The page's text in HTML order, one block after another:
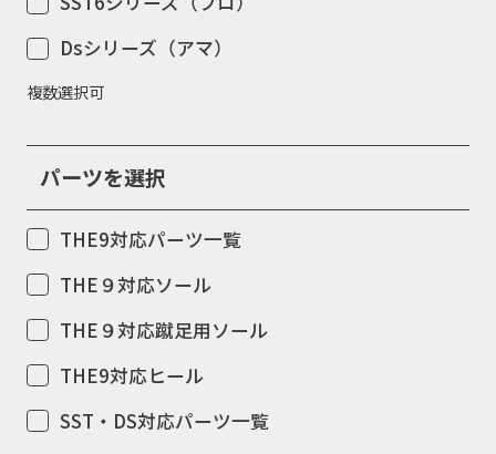
Dsシリーズ（アマ）
複数選択可
パーツを選択
THE9対応パーツ一覧
THE９対応ソール
THE９対応蹴足用ソール
THE9対応ヒール
SST・DS対応パーツ一覧